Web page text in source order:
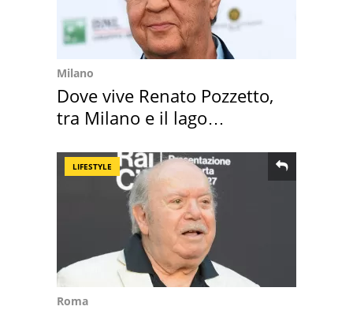
Milano
Dove vive Renato Pozzetto,
tra Milano e il lago
LIFESTYLE
Roma